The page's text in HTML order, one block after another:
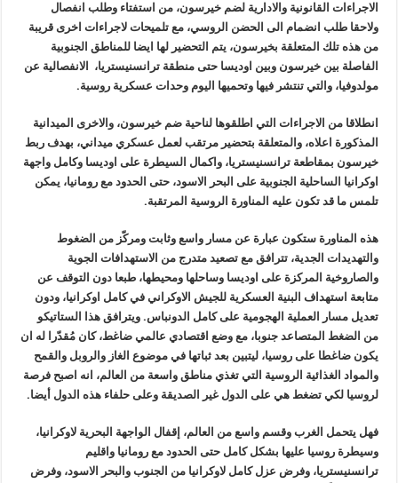
الاجراءات القانونية والادارية لضم خيرسون، من استفتاء وطلب انفصال
ولاحقا طلب انضمام الى الحضن الروسي، مع تلميحات لاجراءات اخرى قريبة
من هذه تلك المتعلقة بخيرسون، يتم التحضير لها ايضا للمناطق الجنوبية
الفاصلة بين خيرسون وبين اوديسا حتى منطقة ترانسنيستريا، الانفصالية عن
مولدوفيا، والتي تنتشر فيها وتحميها اليوم وحدات عسكرية روسية.
انطلاقا من الاجراءات التي اطلقوها لناحية ضم خيرسون، والاخرى الميدانية
المذكورة اعلاه، والمتعلقة بتحضير مرتقب لعمل عسكري ميداني، بهدف ربط
خيرسون بمقاطعة ترانسنيستريا، واكمال السيطرة على اوديسا وكامل واجهة
اوكرانيا الساحلية الجنوبية على البحر الاسود، حتى الحدود مع رومانيا، يمكن
تلمس ما قد تكون عليه المناورة الروسية المرتقبة.
هذه المناورة ستكون عبارة عن مسار واسع وثابت ومركّز من الضغوط
والتهديدات الجدية، تترافق مع تصعيد متدرج من الاستهدافات الجوية
والصاروخية المركزة على اوديسا وساحلها ومحيطها، طبعا دون التوقف عن
متابعة استهداف البنية العسكرية للجيش الاوكراني في كامل اوكرانيا، ودون
تعديل مسار العملية الهجومية على كامل الدونباس. ويترافق هذا الستاتيكو
من الضغط المتصاعد جنوبا، مع وضع اقتصادي عالمي ضاغط، كان مُقدّرا له ان
يكون ضاغطا على روسيا، ليتبين بعد ثباتها في موضوع الغاز والروبل والقمح
والمواد الغذائية الروسية التي تغذي مناطق واسعة من العالم، انه اصبح فرصة
لروسيا لكي تضغط هي على الدول غير الصديقة وعلى حلفاء هذه الدول أيضا.
فهل يتحمل الغرب وقسم واسع من العالم، إقفال الواجهة البحرية لاوكرانيا،
وسيطرة روسيا عليها بشكل كامل حتى الحدود مع رومانيا واقليم
ترانسنيستريا، وفرض عزل كامل لاوكرانيا من الجنوب والبحر الاسود، وفرض